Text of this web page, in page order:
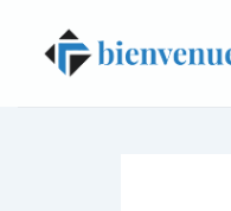
contenu